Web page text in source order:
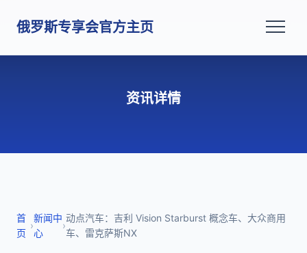
俄罗斯专享会官方主页
资讯详情
首
页
›
新闻中
心
›
动点汽车：吉利 Vision Starburst 概念车、大众商用
车、雷克萨斯NX